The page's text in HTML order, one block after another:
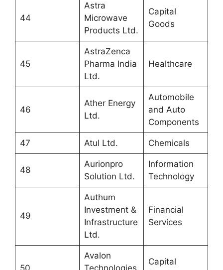
44
Astra
Microwave
Products Ltd.
Capital
Goods
45
AstraZenca
Pharma India
Ltd.
Healthcare
46
Ather Energy
Ltd.
Automobile
and Auto
Components
47 Atul Ltd. Chemicals
48
Aurionpro
Solution Ltd.
Information
Technology
49
Authum
Investment &
Infrastructure
Ltd.
Financial
Services
Avalon
Capital